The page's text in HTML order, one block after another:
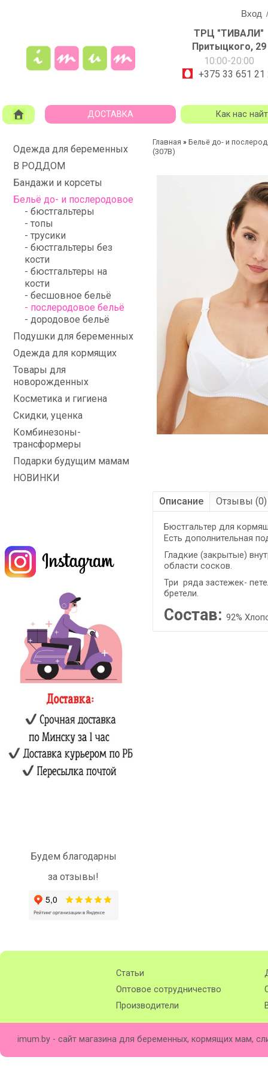
Вход
ТРЦ "ТИВАЛИ"
Притыцкого, 29
10:00-20:00
+375 33 651 21
ДОСТАВКА Как нас
Одежда для беременных
В РОДДОМ
Бандажи и корсеты
Бельё до- и послеродовое
- бюстгальтеры
- топы
- трусики
- бюстгальтеры без
кости
- бюстгальтеры на
кости
- бесшовное бельё
- послеродовое бельё
- дородовое бельё
Подушки для беременных
Одежда для кормящих
Товары для
новорожденных
Косметика и гигиена
Скидки, уценка
Комбинезоны-
трансформеры
Подарки будущим мамам
НОВИНКИ
Будем благодарны
за отзывы!
Главная » Бельё до- и
(307В)
Описание Отзывы (0)
Бюстгальтер для
Есть дополнительная
Гладкие (закрытые)
области сосков.
Три ряда застежек-
бретели.
Состав: 92%
Статьи
Оптовое сотрудничество
Производители
imum.by - сайт магазина для беременных, кормящих мам,